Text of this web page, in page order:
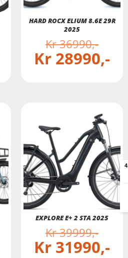
HARD ROCX ELIUM 8.6E 29R
2025
Kr36990
Kr 28990
EXPLORE E+ 2 STA 2025
Kr39999
Kr 31990